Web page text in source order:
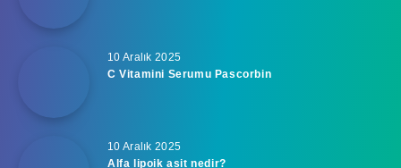
10 Aralık 2025
C Vitamini Serumu Pascorbin
10 Aralık 2025
Alfa lipoik asit nedir?